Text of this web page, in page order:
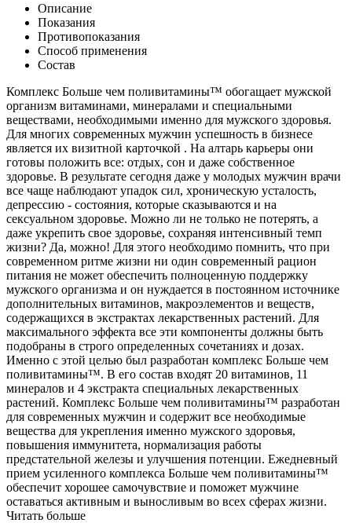
Описание
Показания
Противопоказания
Способ применения
Состав
Комплекс Больше чем поливитамины™ обогащает мужской
организм витаминами, минералами и специальными
веществами, необходимыми именно для мужского здоровья.
Для многих современных мужчин успешность в бизнесе
является их визитной карточкой . На алтарь карьеры они
готовы положить все: отдых, сон и даже собственное
здоровье. В результате сегодня даже у молодых мужчин врачи
все чаще наблюдают упадок сил, хроническую усталость,
депрессию - состояния, которые сказываются и на
сексуальном здоровье. Можно ли не только не потерять, а
даже укрепить свое здоровье, сохраняя интенсивный темп
жизни? Да, можно! Для этого необходимо помнить, что при
современном ритме жизни ни один современный рацион
питания не может обеспечить полноценную поддержку
мужского организма и он нуждается в постоянном источнике
дополнительных витаминов, макроэлементов и веществ,
содержащихся в экстрактах лекарственных растений. Для
максимального эффекта все эти компоненты должны быть
подобраны в строго определенных сочетаниях и дозах.
Именно с этой целью был разработан комплекс Больше чем
поливитамины™. В его состав входят 20 витаминов, 11
минералов и 4 экстракта специальных лекарственных
растений. Комплекс Больше чем поливитамины™ разработан
для современных мужчин и содержит все необходимые
вещества для укрепления именно мужского здоровья,
повышения иммунитета, нормализация работы
предстательной железы и улучшения потенции. Ежедневный
прием усиленного комплекса Больше чем поливитамины™
обеспечит хорошее самочувствие и поможет мужчине
оставаться активным и выносливым во всех сферах жизни.
Читать больше